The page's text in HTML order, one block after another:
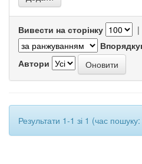
Вивести на сторінку |
Автори
Результати 1-1 зі 1 (час